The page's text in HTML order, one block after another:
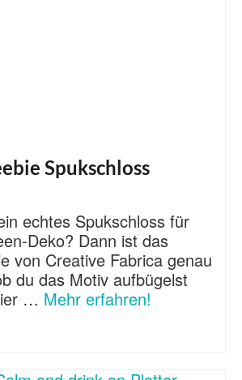
Spukschloss
echtes Spukschloss für
Deko? Dann ist das
von Creative Fabrica genau
du das Motiv aufbügelst
… Mehr erfahren!